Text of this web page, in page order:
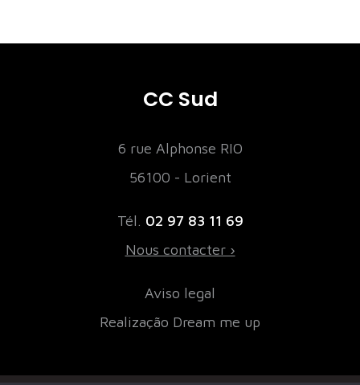
CC Sud
6 rue Alphonse RIO
56100 - Lorient
Tél. 02 97 83 11 69
Nous contacter ›
Aviso legal
Realização Dream me up